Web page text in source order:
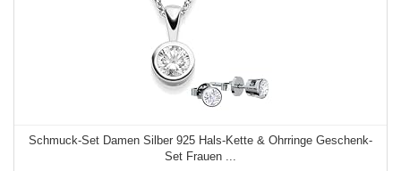
Schmuck-Set Damen Silber 925 Hals-Kette & Ohrringe Geschenk-
Set Frauen ...